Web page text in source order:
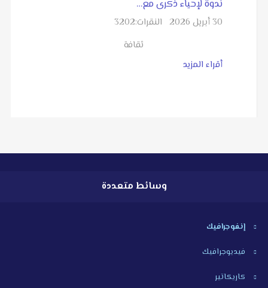
ندوة لإحياء ذكرى مع…
30 أبريل 2026 النقرات:3202
ثقافة
أقراء المزيد
وسائط متعددة
إنفوجرافيك
فيديوجرافيك
كاريكاتير